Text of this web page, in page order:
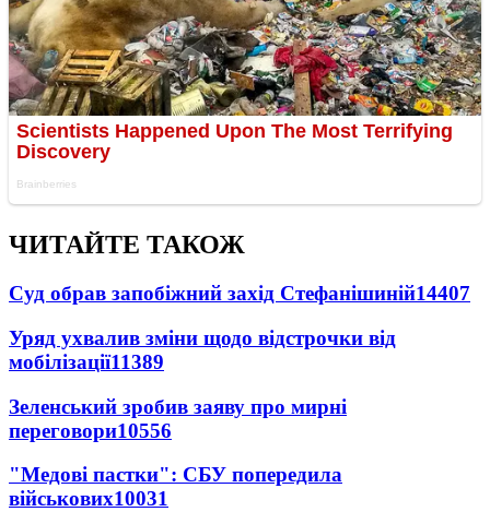
ЧИТАЙТЕ ТАКОЖ
Суд обрав запобіжний захід Стефанішиній14407
Уряд ухвалив зміни щодо відстрочки від
мобілізації11389
Зеленський зробив заяву про мирні
переговори10556
"Медові пастки": СБУ попередила
військових10031